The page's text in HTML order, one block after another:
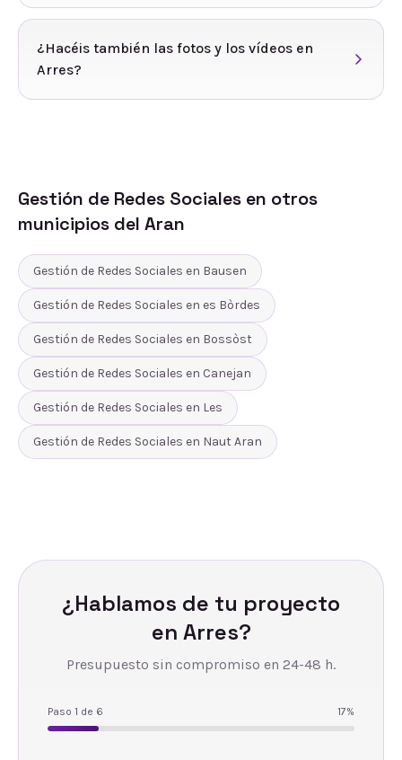
¿Hacéis también las fotos y los vídeos en
Arres?
Gestión de Redes Sociales en otros
municipios del Aran
Gestión de Redes Sociales en Bausen
Gestión de Redes Sociales en es Bòrdes
Gestión de Redes Sociales en Bossòst
Gestión de Redes Sociales en Canejan
Gestión de Redes Sociales en Les
Gestión de Redes Sociales en Naut Aran
¿Hablamos de tu proyecto
en Arres?
Presupuesto sin compromiso en 24-48 h.
Paso 1 de 6 17%